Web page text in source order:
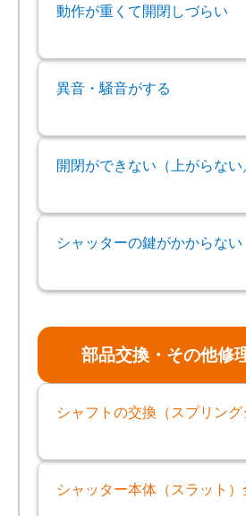
動作が重くて開閉しづらい
異音・騒音がする
開閉ができない（上がらない
シャッターの鍵がかからない
部品交換・その他修
シャフトの交換（スプリング
シャッター本体（スラット）